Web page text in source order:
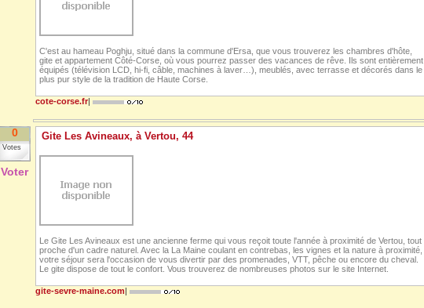
C'est au hameau Poghju, situé dans la commune d'Ersa, que vous trouverez les chambres d'hôte,
gite et appartement Côté-Corse, où vous pourrez passer des vacances de rêve. Ils sont entièrement
équipés (télévision LCD, hi-fi, câble, machines à laver…), meublés, avec terrasse et décorés dans le
plus pur style de la tradition de Haute Corse.
cote-corse.fr|
0
Votes
Voter
Gite Les Avineaux, à Vertou, 44
Le Gite Les Avineaux est une ancienne ferme qui vous reçoit toute l'année à proximité de Vertou, tout
proche d'un cadre naturel. Avec la La Maine coulant en contrebas, les vignes et la nature à proximité,
votre séjour sera l'occasion de vous divertir par des promenades, VTT, pêche ou encore du cheval.
Le gite dispose de tout le confort. Vous trouverez de nombreuses photos sur le site Internet.
gite-sevre-maine.com